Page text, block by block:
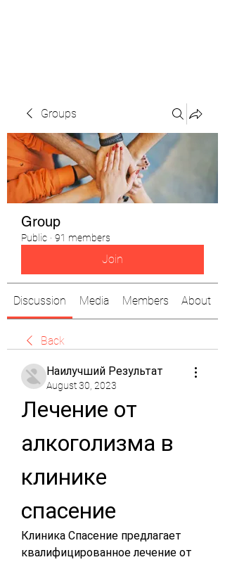
Groups
Group
Public · 91 members
Join
Discussion Media Members About
Back
Наилучший Результат
August 30, 2023
Лечение от
алкоголизма в
клинике
спасение
Клиника Спасение предлагает
квалифицированное лечение от